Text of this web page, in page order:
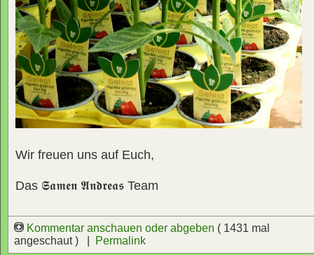
Wir freuen uns auf Euch,
Das 𝕾𝖆𝖒𝖊𝖓 𝕬𝖓𝖉𝖗𝖊𝖆𝖘 Team
Kommentar anschauen oder abgeben ( 1431 mal
angeschaut ) |
Permalink